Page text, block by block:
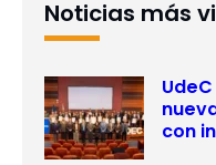
Noticias más
con